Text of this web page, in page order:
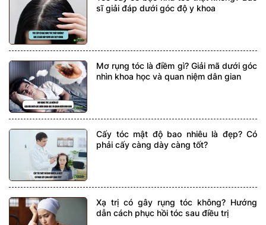
sĩ giải đáp dưới góc độ y khoa
Mơ rụng tóc là điềm gì? Giải mã dưới góc
nhìn khoa học và quan niệm dân gian
Cấy tóc mật độ bao nhiêu là đẹp? Có
phải cấy càng dày càng tốt?
Xạ trị có gây rụng tóc không? Hướng
dẫn cách phục hồi tóc sau điều trị